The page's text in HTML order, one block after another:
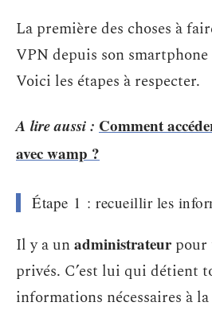
La première des choses à
VPN depuis son
Voici les étapes à respecter.
A lire aussi : Comment
avec wamp ?
Étape 1 : recueillir les
Il y a unadministrateurpour
privés. C’est lui qui détient
informations nécessaires à